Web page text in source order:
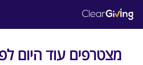
מצטרפים עוד היום